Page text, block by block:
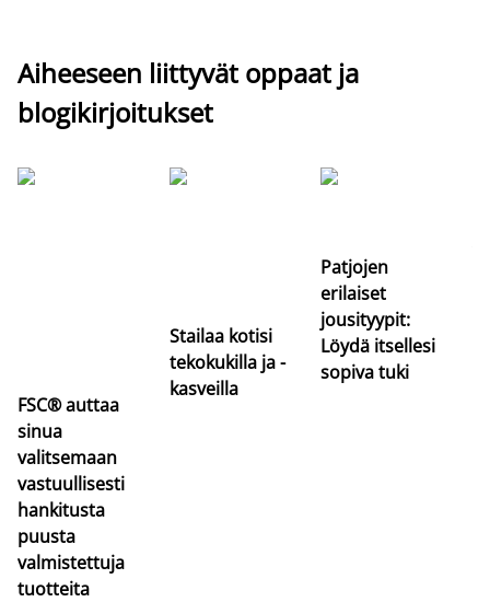
Aiheeseen liittyvät oppaat ja
blogikirjoitukset
FSC® auttaa
sinua
valitsemaan
vastuullisesti
hankitusta
puusta
valmistettuja
tuotteita
Stailaa kotisi
tekokukilla ja -
kasveilla
Patjojen
erilaiset
jousityypit:
Löydä itsellesi
sopiva tuki